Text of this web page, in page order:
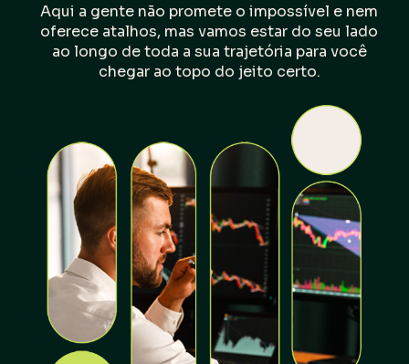
Aqui a gente não promete o impossível e nem
oferece atalhos, mas vamos estar do seu lado
ao longo de toda a sua trajetória para você
chegar ao topo do jeito certo.